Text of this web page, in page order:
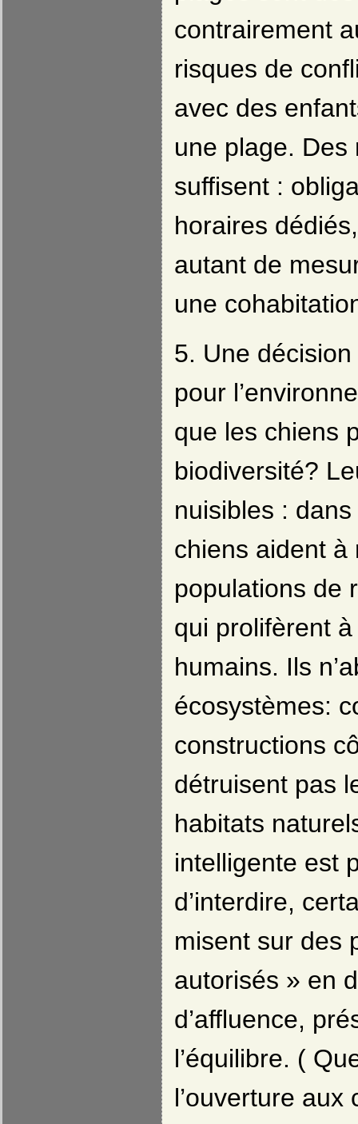
contrairement
risques de
avec des
une plage. Des
suffisent :
horaires
autant de
une
5. Une
pour
que les chiens
biodiversité?
nuisibles :
chiens aident à
populations de
qui prolifèrent
humains. Ils
écosystèmes:
constructions
détruisent pas
habitats
intelligente est
d’interdire,
misent sur des
autorisés » en
d’affluence,
l’équilibre. (
l’ouverture